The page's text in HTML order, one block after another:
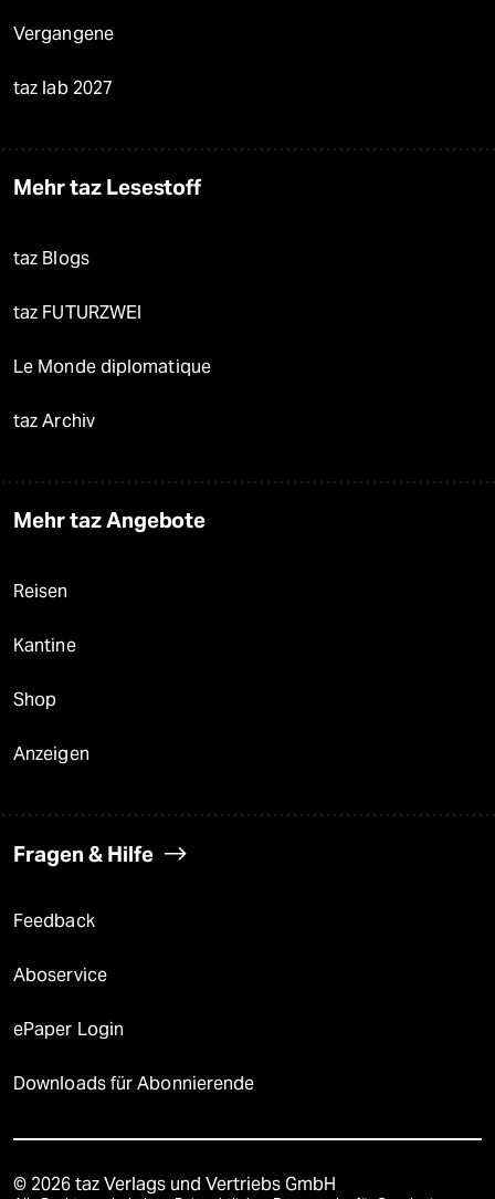
Vergangene
taz lab 2027
Mehr taz Lesestoff
taz Blogs
taz FUTURZWEI
Le Monde diplomatique
taz Archiv
Mehr taz Angebote
Reisen
Kantine
Shop
Anzeigen
Fragen & Hilfe
Feedback
Aboservice
ePaper Login
Downloads für Abonnierende
© 2026 taz Verlags und Vertriebs GmbH